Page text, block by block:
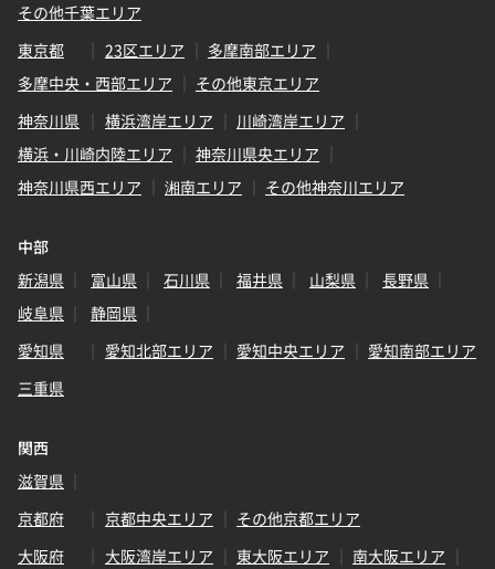
その他千葉エリア
東京都
23区エリア
多摩南部エリア
多摩中央・西部エリア
その他東京エリア
神奈川県
横浜湾岸エリア
川崎湾岸エリア
横浜・川崎内陸エリア
神奈川県央エリア
神奈川県西エリア
湘南エリア その他神奈川エリア
中部
新潟県
富山県 石川県 福井県 山梨県
長野県
岐阜県
静岡県
愛知県
愛知北部エリア 愛知中央エリア
愛知南部エリア
三重県
関西
滋賀県
京都府
京都中央エリア
その他京都エリア
大阪府
大阪湾岸エリア 東大阪エリア
南大阪エリア